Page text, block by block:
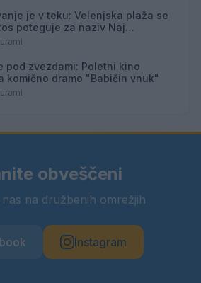
je v teku: Velenjska plaža se
poteguje za naziv Naj
pod zvezdami: Poletni kino
komično dramo "Babičin vnuk"
obveščeni
nas na družbenih omrežjih
Instagram